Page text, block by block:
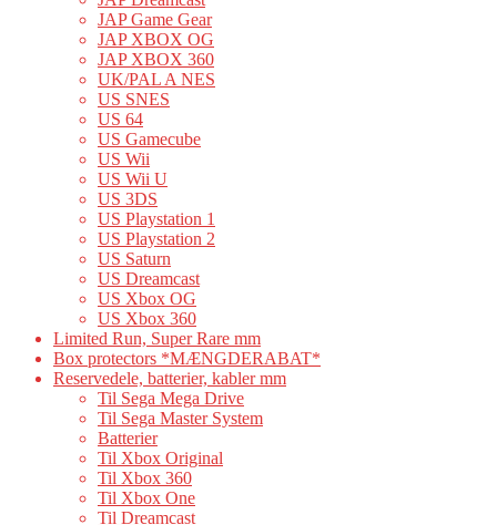
JAP Game Gear
JAP XBOX OG
JAP XBOX 360
UK/PAL A NES
US SNES
US 64
US Gamecube
US Wii
US Wii U
US 3DS
US Playstation 1
US Playstation 2
US Saturn
US Dreamcast
US Xbox OG
US Xbox 360
Limited Run, Super Rare mm
Box protectors *MÆNGDERABAT*
Reservedele, batterier, kabler mm
Til Sega Mega Drive
Til Sega Master System
Batterier
Til Xbox Original
Til Xbox 360
Til Xbox One
Til Dreamcast